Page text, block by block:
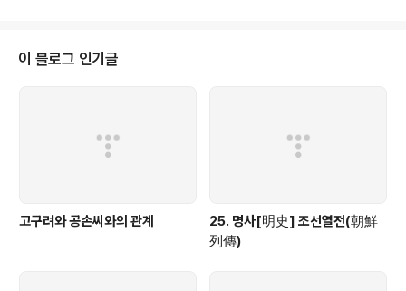
이 블로그 인기글
고구려와 공손씨와의 관계
25. 명사[明史] 조선열전(朝鮮
列傳)